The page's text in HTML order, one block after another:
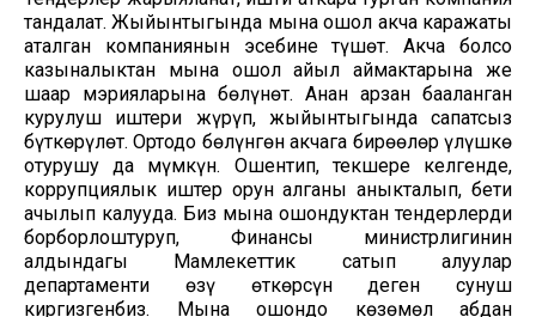
тандалат. Жыйынтыгында мына ошол акча каражаты
аталган компаниянын эсебине түшөт. Акча болсо
казыналыктан мына ошол айыл аймактарына же
шаар мэрияларына бөлүнөт. Анан арзан бааланган
курулуш иштери жүрүп, жыйынтыгында сапатсыз
бүткөрүлөт. Ортодо бөлүнгөн акчага бирөөлөр үлүшкө
отурушу да мүмкүн. Ошентип, текшере келгенде,
коррупциялык иштер орун алганы аныкталып, бети
ачылып калууда. Биз мына ошондуктан тендерлерди
борборлоштуруп, Финансы министрлигинин
алдындагы Мамлекеттик сатып алуулар
департаменти өзү өткөрсүн деген сунуш
киргизгенбиз. Мына ошондо көзөмөл абдан